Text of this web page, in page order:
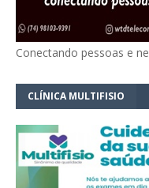
Conectando pessoas e
CLÍNICA MULTIFISIO